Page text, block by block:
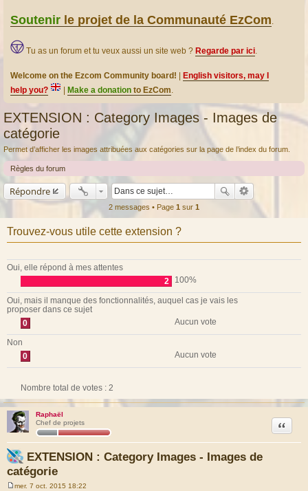
Soutenir le projet de la Communauté EzCom.
Tu as un forum et tu veux aussi un site web ? Regarde par ici.
Welcome on the Ezcom Community board!
English visitors, may I
help you?
Make a donation to EzCom.
EXTENSION : Category Images - Images de
catégorie
Permet d’afficher les images attribuées aux catégories sur la page de l’index du forum.
Règles du forum
Répondre
2 messages • Page 1 sur 1
Trouvez-vous utile cette extension ?
Oui, elle répond à mes attentes
2
100%
Oui, mais il manque des fonctionnalités, auquel cas je vais les
proposer dans ce sujet
0
Aucun vote
Non
0
Aucun vote
Nombre total de votes : 2
Raphaël
Chef de projets
EXTENSION : Category Images - Images de
catégorie
Citation
mer. 7 oct. 2015 18:22